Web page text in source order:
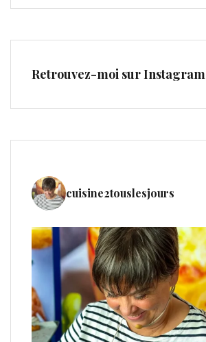
Retrouvez-moi sur Instagram
cuisine2touslesjours